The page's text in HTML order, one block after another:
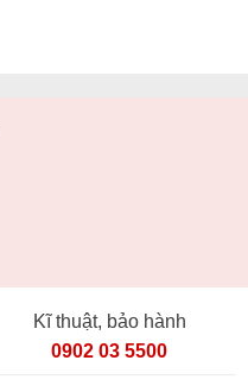
Kĩ thuật, bảo hành
0902 03 5500